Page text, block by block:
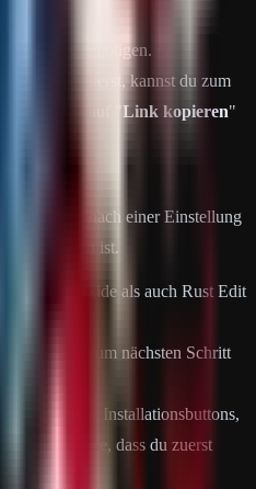
ihn bald benötigen.
Grund verlierst, kannst du zum
auf " Link kopieren"
aber schau nach einer Einstellung
vorhanden ist.
sowohl Oxide als auch Rust Edit
kannst du zum nächsten Schritt
auf die Installationsbuttons,
Beachte, dass du zuerst